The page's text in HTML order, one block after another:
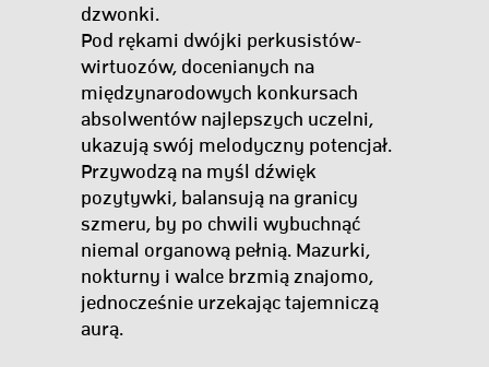
dzwonki.
Pod rękami dwójki perkusistów-
wirtuozów, docenianych na
międzynarodowych konkursach
absolwentów najlepszych uczelni,
ukazują swój melodyczny potencjał.
Przywodzą na myśl dźwięk
pozytywki, balansują na granicy
szmeru, by po chwili wybuchnąć
niemal organową pełnią. Mazurki,
nokturny i walce brzmią znajomo,
jednocześnie urzekając tajemniczą
aurą.